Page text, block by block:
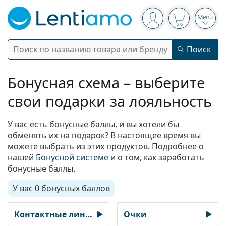
Панель навигации
Вы вошли в
Ваша
Поиск
Поиск
Войти
Контактные линзы
Срок ношения
Ежедневные
Недельные
Двухнедельные
Ежемесячные
Квартальные
Тип
Однофокальные
Торические для астигматизма
Мультифокальные для пресбиопии
Силикон-гидрогелевые
Бренд
Acuvue
Biofinity
Dailies
Аксессуары
Растворы
Глазные капли
Вдохновение и советы
Как купить линзы онлайн
Все линзы
Тип
Многоцелевой
Перекись
Без консервантов
Объем
50 - 120 мл
225 - 500 мл
Мультиупаковки
Двойные упаковки
Очки
ТипЖенские
Специальные предложения
Новые поступления
Ограниченная серия
Назначение
Очки
Бренд
Солнцезащитные очки
Тип
Специальные предложения
Очки для защиты от синего света
Бонусная схема – выберите
свои подарки за лояльность
У вас есть бонусные баллы, и вы хотели бы
обменять их на подарок? В настоящее время вы
можете выбрать из этих продуктов. Подробнее о
нашей Бонусной системе и о том, как заработать
бонусные баллы.
У вас 0 бонусных баллов
Контактные линзы Очки